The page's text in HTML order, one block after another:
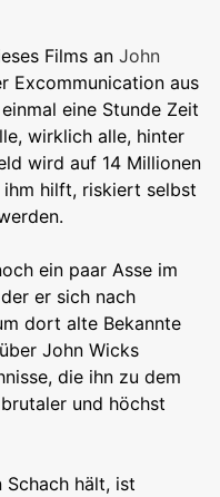
Films an John
Excommunication aus
eine Stunde Zeit
wirklich alle, hinter
wird auf 14 Millionen
hilft, riskiert selbst
ein paar Asse im
er sich nach
dort alte Bekannte
John Wicks
die ihn zu dem
und höchst
Schach hält, ist